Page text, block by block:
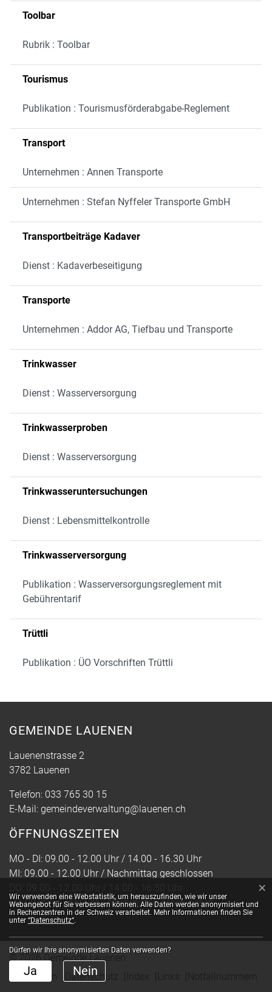
Toolbar
Rubrik : Toolbar
Tourismus
Publikation : Tourismusförderabgabe-Reglement
Transport
Unternehmen : Annen Transporte
Unternehmen : Stefan Nyffeler Transporte GmbH
Transportbeiträge Kadaver
Dienst : Kadaverbeseitigung
Transporte
Unternehmen : Addor AG, Tiefbau und Transporte
Trinkwasser
Dienst : Wasserversorgung
Trinkwasserproben
Dienst : Wasserversorgung
Trinkwasseruntersuchungen
Dienst : Lebensmittelkontrolle
Trinkwasserversorgung
Publikation : Wasserversorgungsreglement mit
Gebührentarif
Trüttli
Publikation : ÜO Vorschriften Trüttli
GEMEINDE LAUENEN
Lauenenstrasse 2
3782 Lauenen
Telefon: 033 765 30 15
E-Mail: gemeindeverwaltung@lauenen.ch
ÖFFNUNGSZEITEN
MO - DI: 09.00 - 12.00 Uhr / 14.00 - 16.30 Uhr
MI: 09.00 - 12.00 Uhr / Nachmittag geschlossen
FR: 09.00 - 12.00 Uhr / Nachmittag geschlossen
© 2026 Gemeinde Lauenen
Toolbar
Impressum Datenschutz Index (ausgewählt)
Links Notfallnummern
Webstatistik
Wir verwenden eine Webstatistik, um herauszufinden, wie wir unser
Webangebot für Sie verbessern können. Alle Daten werden anonymisiert und
in Rechenzentren in der Schweiz verarbeitet. Mehr Informationen finden Sie
unter “Datenschutz“.
Dürfen wir Ihre anonymisierten Daten verwenden?
Ja Nein
×